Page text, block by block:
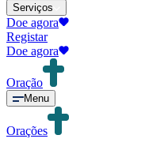
Serviços
Doe agora
Registar
Doe agora
Oração
Menu
Orações